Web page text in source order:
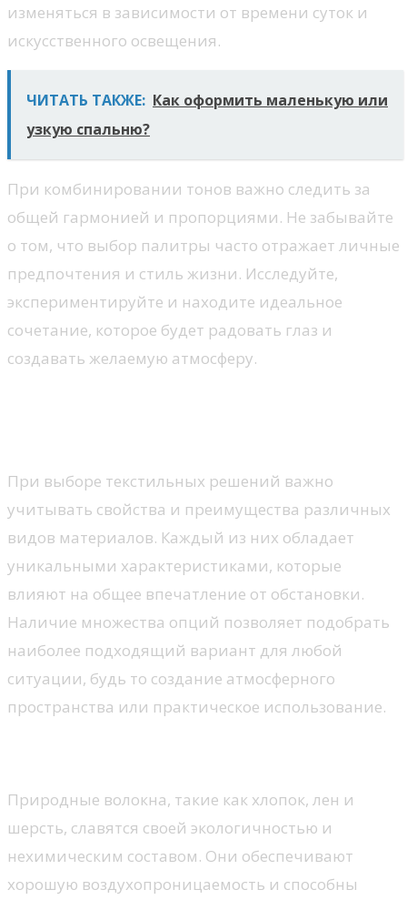
изменяться в зависимости от времени суток и
искусственного освещения.
ЧИТАТЬ ТАКЖЕ: Как оформить маленькую или
узкую спальню?
При комбинировании тонов важно следить за
общей гармонией и пропорциями. Не забывайте
о том, что выбор палитры часто отражает личные
предпочтения и стиль жизни. Исследуйте,
экспериментируйте и находите идеальное
сочетание, которое будет радовать глаз и
создавать желаемую атмосферу.
При выборе текстильных решений важно
учитывать свойства и преимущества различных
видов материалов. Каждый из них обладает
уникальными характеристиками, которые
влияют на общее впечатление от обстановки.
Наличие множества опций позволяет подобрать
наиболее подходящий вариант для любой
ситуации, будь то создание атмосферного
пространства или практическое использование.
Природные волокна, такие как хлопок, лен и
шерсть, славятся своей экологичностью и
нехимическим составом. Они обеспечивают
хорошую воздухопроницаемость и способны